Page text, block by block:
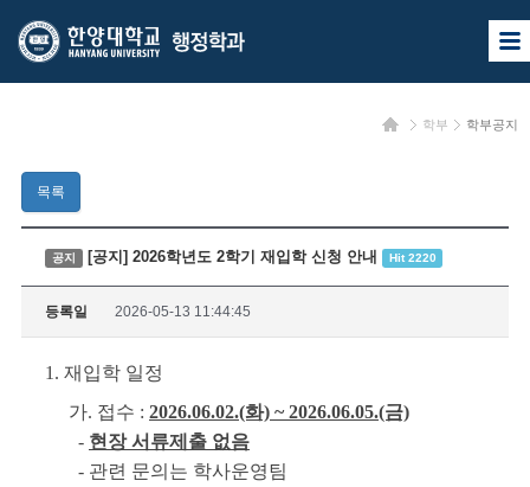
한
양
교
양
행
정
학
과
사
이
열
홈 학부 학부공지
목록
공지 [공지] 2026학년도 2학기 재입학 신청 안내 Hit 2220
등록일 2026-05-13 11:44:45
1. 재입학 일정
가. 접수 : 2026.06.02.(화) ~ 2026.06.05.(금)
- 현장 서류제출 없음
- 관련 문의는 학사운영팀